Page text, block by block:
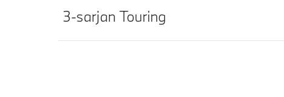
3-sarjan Touring